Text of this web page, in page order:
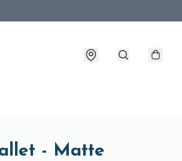
- Matte